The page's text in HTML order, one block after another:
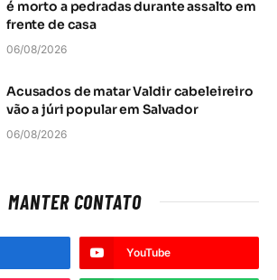
é morto a pedradas durante assalto em
frente de casa
06/08/2026
Acusados de matar Valdir cabeleireiro
vão a júri popular em Salvador
06/08/2026
MANTER CONTATO
YouTube